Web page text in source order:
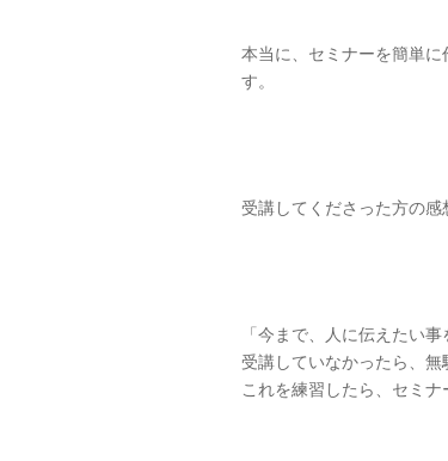
本当に、セミナーを簡単
す。
受講してくださった方の感
「今まで、人に伝えたい
受講していなかったら、無
これを練習したら、セミ